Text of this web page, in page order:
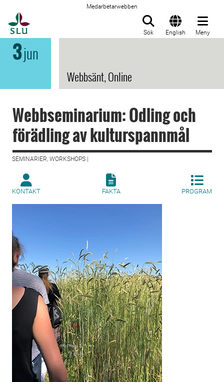
Medarbetarwebben
Sök English Meny
3jun
Webbsänt, Online
Webbseminarium: Odling och
förädling av kulturspannmål
SEMINARIER, WORKSHOPS |
KONTAKT FAKTA PROGRAM